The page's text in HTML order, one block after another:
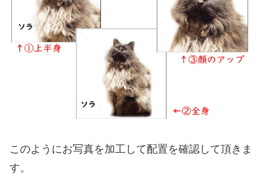
このようにお写真を加工して配置を確認して頂きま
す。